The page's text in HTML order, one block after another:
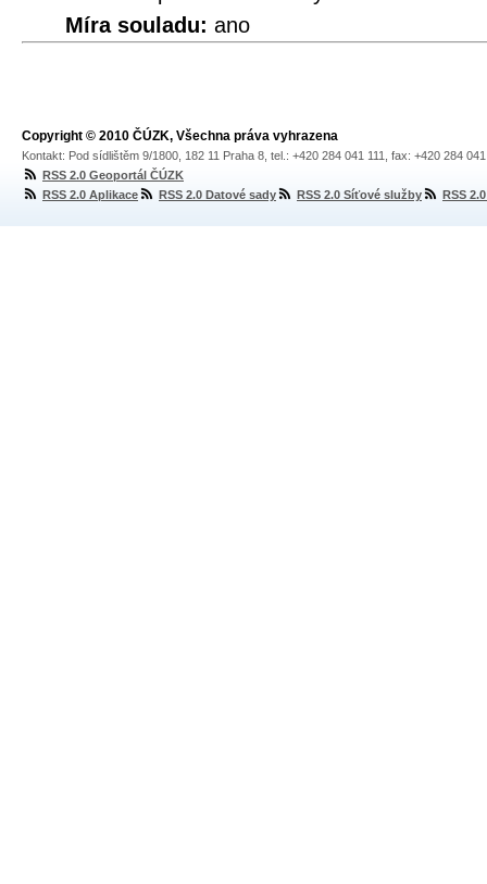
Míra souladu: ano
Copyright © 2010 ČÚZK, Všechna práva vyhrazena
Kontakt: Pod sídlištěm 9/1800, 182 11 Praha 8, tel.: +420 284 041 111, fax: +420 284
RSS 2.0 Geoportál ČÚZK
RSS 2.0 Aplikace
RSS 2.0 Datové sady RSS 2.0 Síťové služby RSS